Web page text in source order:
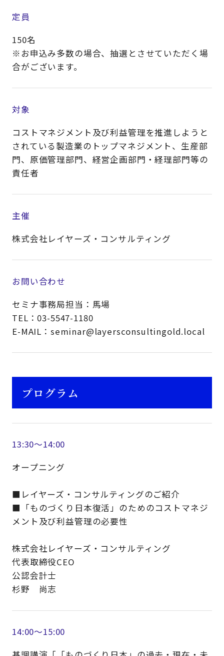
定員
150名
※お申込み多数の場合、抽選とさせていただく場
合がございます。
対象
コストマネジメント及び利益管理を推進しようと
されている製造業のトップマネジメント、生産部
門、原価管理部門、経営企画部門・経理部門等の
責任者​
主催
株式会社レイヤーズ・コンサルティング
お問い合わせ
セミナ事務局担当：馬場
TEL：03-5547-1180
E-MAIL：seminar@layersconsultingold.local
プログラム
13:30～14:00
オープニング
■レイヤーズ・コンサルティングのご紹介
■「ものづくり日本復活」のためのコストマネジ
メント及び利益管理の必要性
株式会社レイヤーズ・コンサルティング
代表取締役CEO
公認会計士
杉野 尚志
14:00～15:00